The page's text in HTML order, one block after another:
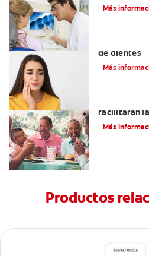
Más
de dientes
Más
facilitarán
Más
Productos